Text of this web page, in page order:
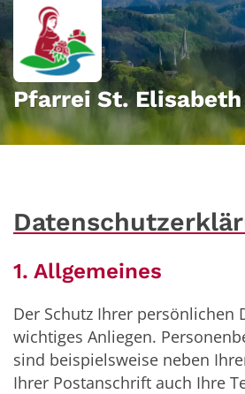
Zum Inhalt springen
Pfarrei St. Elisabeth
1. Allgemeines
Der Schutz Ihrer persönlichen
wichtiges Anliegen.
sind beispielsweise neben
Ihrer Postanschrift auch Ihre